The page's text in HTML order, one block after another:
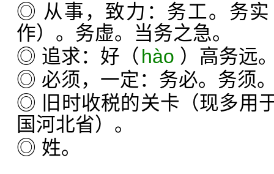
◎ 从事，致力：务工。务
作）。务虚。当务之急。
◎ 追求：好（ hào ）高务远
◎ 必须，一定：务必。务须
◎ 旧时收税的关卡（现多用
国河北省）。
◎ 姓。